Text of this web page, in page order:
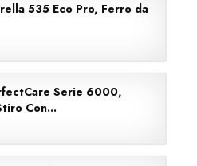
535 Eco Pro, Ferro da
Serie 6000,
Con...